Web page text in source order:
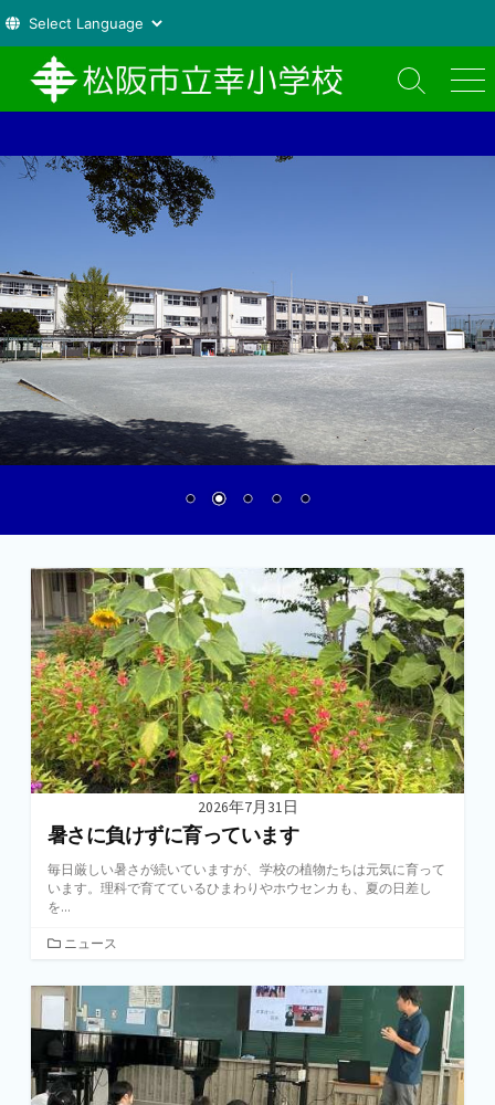
テ
ツ
ッ
プ
検
索
り
メ
ニ
ー
2026年7月31日
暑さに負けずに育っています
毎日厳しい暑さが続いていますが、学校の植物たちは元気に育って
います。理科で育てているひまわりやホウセンカも、夏の日差し
を...
カ
ゴ
リ
ー
ニュース